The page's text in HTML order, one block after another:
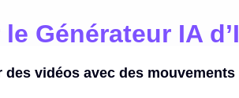
le Générateur IA
des vidéos avec des